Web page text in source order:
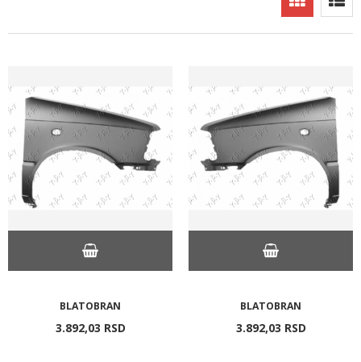
BLATOBRAN
3.892,03 RSD
BLATOBRAN
3.892,03 RSD